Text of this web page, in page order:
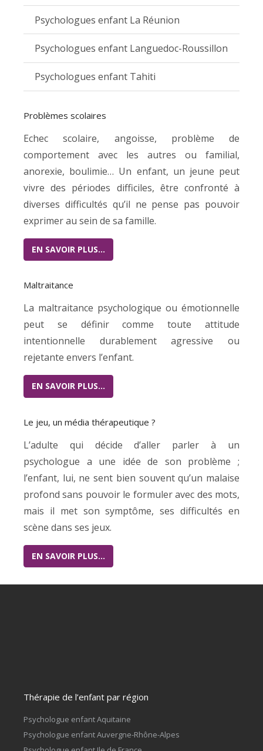
Psychologues enfant La Réunion
Psychologues enfant Languedoc-Roussillon
Psychologues enfant Tahiti
Problèmes scolaires
Echec scolaire, angoisse, problème de
comportement avec les autres ou familial,
anorexie, boulimie… Un enfant, un jeune peut
vivre des périodes difficiles, être confronté à
diverses difficultés qu’il ne pense pas pouvoir
exprimer au sein de sa famille.
EN SAVOIR PLUS…
Maltraitance
La maltraitance psychologique ou émotionnelle
peut se définir comme toute attitude
intentionnelle durablement agressive ou
rejetante envers l’enfant.
EN SAVOIR PLUS…
Le jeu, un média thérapeutique ?
L’adulte qui décide d’aller parler à un
psychologue a une idée de son problème ;
l’enfant, lui, ne sent bien souvent qu’un malaise
profond sans pouvoir le formuler avec des mots,
mais il met son symptôme, ses difficultés en
scène dans ses jeux.
EN SAVOIR PLUS…
Thérapie de l’enfant par région
Psychologue enfant Aquitaine
Psychologue enfant Auvergne-Rhône-Alpes